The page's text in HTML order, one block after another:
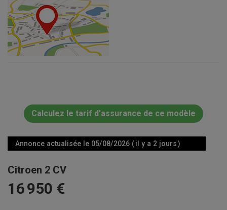
Calculez le tarif d'assurance de ce modèle
Annonce actualisée le 05/08/2026 ( il y a 2 jours )
Citroen 2 CV
16 950 €